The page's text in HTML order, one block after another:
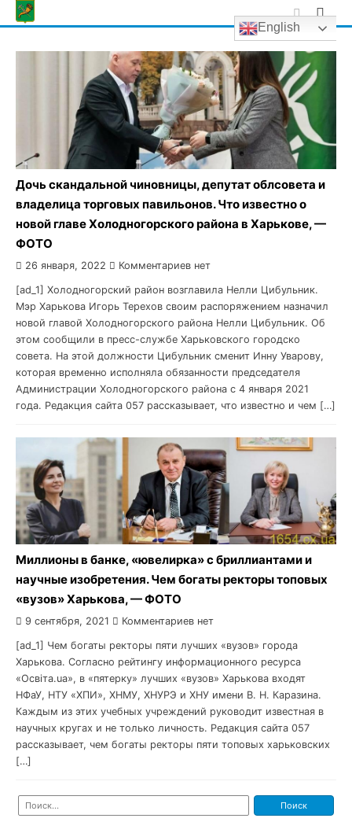
Skip
to
Дочь скандальной чиновницы, депутат облсовета и
владелица торговых павильонов. Что известно о
новой главе Холодногорского района в Харькове, —
ФОТО
26 января, 2022 Комментариев нет
[ad_1] Холодногорский район возглавила Нелли Цибульник.
Мэр Харькова Игорь Терехов своим распоряжением назначил
новой главой Холодногорского района Нелли Цибульник. Об
этом сообщили в пресс-службе Харьковского городско
совета. На этой должности Цибульник сменит Инну Уварову,
которая временно исполняла обязанности председателя
Администрации Холодногорского района с 4 января 2021
года. Редакция сайта 057 рассказывает, что известно и чем […]
Миллионы в банке, «ювелирка» с бриллиантами и
научные изобретения. Чем богаты ректоры топовых
«вузов» Харькова, — ФОТО
9 сентября, 2021 Комментариев нет
[ad_1] Чем богаты ректоры пяти лучших «вузов» города
Харькова. Согласно рейтингу информационного ресурса
«Освіта.ua», в «пятерку» лучших «вузов» Харькова входят
НФаУ, НТУ «ХПИ», ХНМУ, ХНУРЭ и ХНУ имени В. Н. Каразина.
Каждым из этих учебных учреждений руководит известная в
научных кругах и не только личность. Редакция сайта 057
рассказывает, чем богаты ректоры пяти топовых харьковских
[…]
Найти:
English